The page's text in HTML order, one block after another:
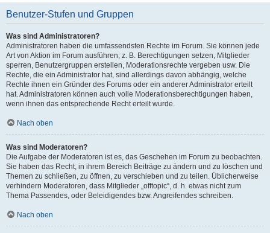
Benutzer-Stufen und Gruppen
Was sind Administratoren?
Administratoren haben die umfassendsten Rechte im Forum. Sie können jede
Art von Aktion im Forum ausführen; z. B. Berechtigungen setzen, Mitglieder
sperren, Benutzergruppen erstellen, Moderationsrechte vergeben usw. Die
Rechte, die ein Administrator hat, sind allerdings davon abhängig, welche
Rechte ihnen ein Gründer des Forums oder ein anderer Administrator erteilt
hat. Administratoren können auch volle Moderationsberechtigungen haben,
wenn ihnen das entsprechende Recht erteilt wurde.
Nach oben
Was sind Moderatoren?
Die Aufgabe der Moderatoren ist es, das Geschehen im Forum zu beobachten.
Sie haben das Recht, in ihrem Bereich Beiträge zu ändern und zu löschen und
Themen zu schließen, zu öffnen, zu verschieben und zu teilen. Üblicherweise
verhindern Moderatoren, dass Mitglieder „offtopic“, d. h. etwas nicht zum
Thema Passendes, oder Beleidigendes bzw. Angreifendes schreiben.
Nach oben